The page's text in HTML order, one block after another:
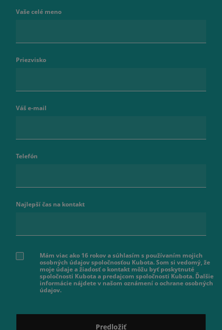
Vaše celé meno
Priezvisko
Váš e-mail
Telefón
Najlepší čas na kontakt
Mám viac ako 16 rokov a súhlasím s používaním mojich
osobných údajov spoločnosťou Kubota. Som si vedomý, že
moje údaje a žiadosť o kontakt môžu byť poskytnuté
spoločnosti Kubota a predajcom spoločnosti Kubota. Ďalšie
informácie nájdete v našom oznámení o ochrane osobných
údajov.
Predložiť